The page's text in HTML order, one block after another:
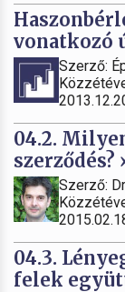
vonatkozó
Szerző:
04.2.
szerződés?
Szerző:
04.3.
felek